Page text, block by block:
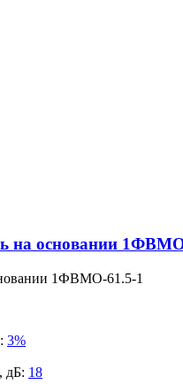
на основании
1ФВМO-61.5-1
: 3%
дБ: 18